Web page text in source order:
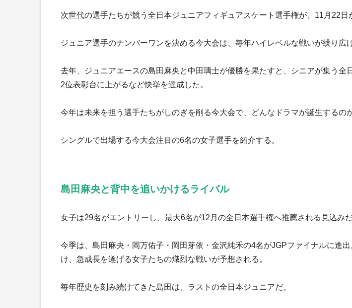
次世代の選手たちが競う全日本ジュニアフィギュアスケート選手権が、11月22日
ジュニア選手のナンバーワンを決める今大会は、毎年ハイレベルな戦いが繰り広
去年、ジュニアエースの島田麻央と中田璃士が優勝を果たすと、シニアが集う全
2位表彰台に上がるなど快挙を達成した。
今年は未来を担う選手たちがしのぎを削る今大会で、どんなドラマが誕生するのか
シングルで出場する今大会注目の6名の女子選手を紹介する。
島田麻央と背中を追いかけるライバル
女子は29名がエントリーし、最大6名が12月の全日本選手権へ推薦される見込みだ
今季は、島田麻央・岡万佑子・岡田芽依・金沢純禾の4名がJGPファイナルに進
け、急成長を遂げる女子たちの熾烈な戦いが予想される。
毎年歴史を刻み続けてきた島田は、ラストの全日本ジュニアだ。